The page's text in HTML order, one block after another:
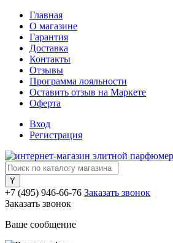
Главная
О магазине
Гарантия
Доставка
Контакты
Отзывы
Программа лояльности
Оставить отзыв на Маркете
Оферта
Вход
Регистрация
+7 (495) 946-66-76 Заказать звонок
Заказать звонок
Ваше сообщение